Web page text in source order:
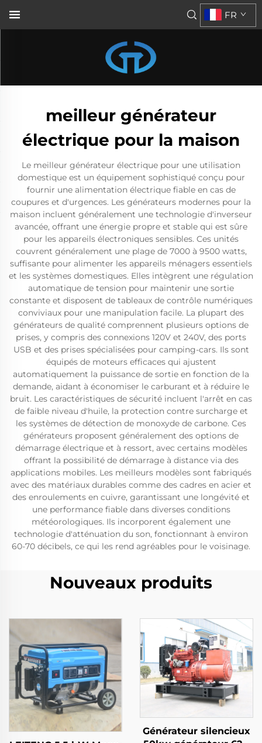
FR
meilleur générateur
électrique pour la maison
Le meilleur générateur électrique pour une utilisation
domestique est un équipement sophistiqué conçu pour
fournir une alimentation électrique fiable en cas de
coupures et d'urgences. Les générateurs modernes pour la
maison incluent généralement une technologie d'inverseur
avancée, offrant une énergie propre et stable qui est sûre
pour les appareils électroniques sensibles. Ces unités
couvrent généralement une plage de 7000 à 9500 watts,
suffisante pour alimenter les appareils ménagers essentiels
et les systèmes domestiques. Elles intègrent une régulation
automatique de tension pour maintenir une sortie
constante et disposent de tableaux de contrôle numériques
conviviaux pour une manipulation facile. La plupart des
générateurs de qualité comprennent plusieurs options de
prises, y compris des connexions 120V et 240V, des ports
USB et des prises spécialisées pour camping-cars. Ils sont
équipés de moteurs efficaces qui ajustent
automatiquement la puissance de sortie en fonction de la
demande, aidant à économiser le carburant et à réduire le
bruit. Les caractéristiques de sécurité incluent l'arrêt en cas
de faible niveau d'huile, la protection contre surcharge et
les systèmes de détection de monoxyde de carbone. Ces
générateurs proposent généralement des options de
démarrage électrique et à ressort, avec certains modèles
offrant la possibilité de démarrage à distance via des
applications mobiles. Les meilleurs modèles sont fabriqués
avec des matériaux durables comme des cadres en acier et
des enroulements en cuivre, garantissant une longévité et
une performance fiable dans diverses conditions
météorologiques. Ils incorporent également une
technologie d'atténuation du son, fonctionnant à environ
60-70 décibels, ce qui les rend agréables pour le voisinage.
Nouveaux produits
Générateur silencieux